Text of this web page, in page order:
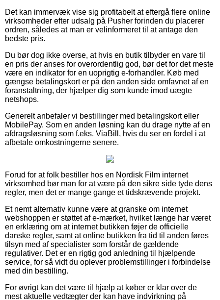
Det kan immervæk vise sig profitabelt at eftergå flere online
virksomheder efter udsalg på Pusher forinden du placerer
ordren, således at man er velinformeret til at antage den
bedste pris.
Du bør dog ikke overse, at hvis en butik tilbyder en vare til
en pris der anses for overordentlig god, bør det for det meste
være en indikator for en uoprigtig e-forhandler. Køb med
gængse betalingskort er på den anden side omfavnet af en
foranstaltning, der hjælper dig som kunde imod uægte
netshops.
Generelt anbefaler vi bestillinger med betalingskort eller
MobilePay. Som en anden løsning kan du drage nytte af en
afdragsløsning som f.eks. ViaBill, hvis du ser en fordel i at
afbetale omkostningerne senere.
Forud for at folk bestiller hos en Nordisk Film internet
virksomhed bør man for at være på den sikre side tyde dens
regler, men det er mange gange et tidskrævende projekt.
Et nemt alternativ kunne være at granske om internet
webshoppen er støttet af e-mærket, hvilket længe har været
en erklæring om at internet butikken føjer de officielle
danske regler, samt at online butikken fra tid til anden føres
tilsyn med af specialister som forstår de gældende
regulativer. Det er en rigtig god anledning til hjælpende
service, for så vidt du oplever problemstillinger i forbindelse
med din bestilling.
For øvrigt kan det være til hjælp at køber er klar over de
mest aktuelle vedtægter der kan have indvirkning på